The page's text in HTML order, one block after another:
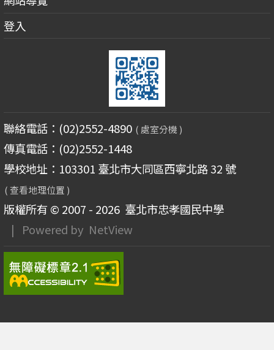
登入
聯絡電話：(02)2552-4890 ( 處室分機 )
傳真電話：(02)2552-1448
學校地址：103301 臺北市大同區西寧北路 32 號
( 查看地理位置 )
版權所有 © 2007 - 2026臺北市忠孝國民中學
| Powered by NetView